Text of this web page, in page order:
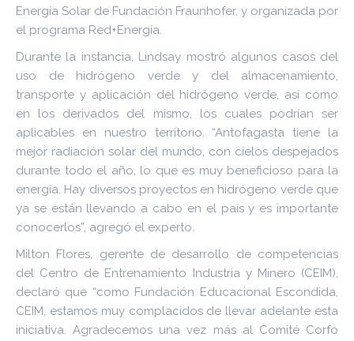
Energía Solar de Fundación Fraunhofer, y organizada por
el programa Red+Energía.
Durante la instancia, Lindsay mostró algunos casos del
uso de hidrógeno verde y del almacenamiento,
transporte y aplicación del hidrógeno verde, así como
en los derivados del mismo, los cuales podrían ser
aplicables en nuestro territorio. “Antofagasta tiene la
mejor radiación solar del mundo, con cielos despejados
durante todo el año, lo que es muy beneficioso para la
energía. Hay diversos proyectos en hidrógeno verde que
ya se están llevando a cabo en el país y es importante
conocerlos”, agregó el experto.
Milton Flores, gerente de desarrollo de competencias
del Centro de Entrenamiento Industria y Minero (CEIM),
declaró que “como Fundación Educacional Escondida,
CEIM, estamos muy complacidos de llevar adelante esta
iniciativa. Agradecemos una vez más al Comité Corfo